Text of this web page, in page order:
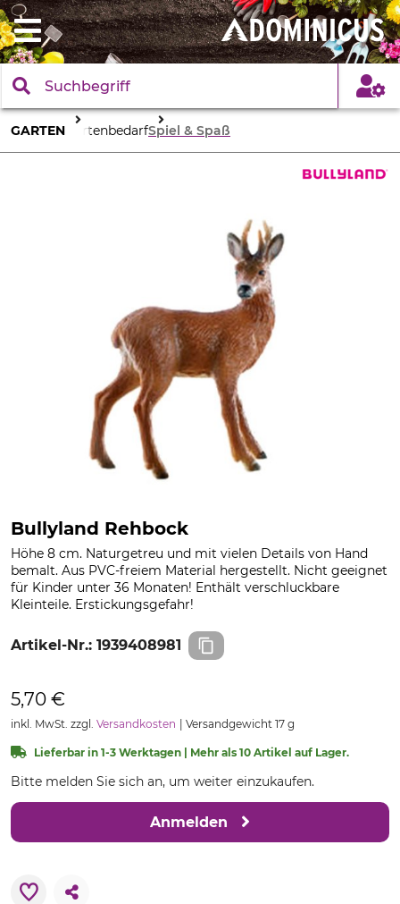
GARTEN GartenbedarfSpiel & Spaß
Bullyland Rehbock
Höhe 8 cm. Naturgetreu und mit vielen Details von Hand
bemalt. Aus PVC-freiem Material hergestellt. Nicht geeignet
für Kinder unter 36 Monaten! Enthält verschluckbare
Kleinteile. Erstickungsgefahr!
Artikel-Nr.: 1939408981
5,70 €
inkl. MwSt. zzgl. Versandkosten Versandgewicht 17 g
Lieferbar in 1-3 Werktagen | Mehr als 10 Artikel auf Lager.
Bitte melden Sie sich an, um weiter einzukaufen.
Anmelden